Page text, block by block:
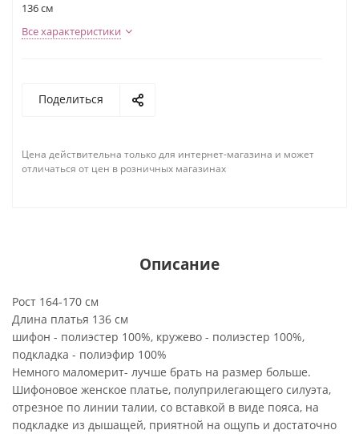
136 см
Все характеристики
Поделиться
Цена действительна только для интернет-магазина и может
отличаться от цен в розничных магазинах
Описание
Рост 164-170 см
Длина платья 136 см
шифон - полиэстер 100%, кружево - полиэстер 100%,
подкладка - полиэфир 100%
Немного маломерит- лучше брать на размер больше.
Шифоновое женское платье, полуприлегающего силуэта,
отрезное по линии талии, со вставкой в виде пояса, на
подкладке из дышащей, приятной на ощупь и достаточно